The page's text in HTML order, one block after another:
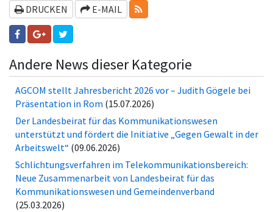
DRUCKEN E-MAIL RSS-FEEDS
Andere News dieser Kategorie
AGCOM stellt Jahresbericht 2026 vor – Judith Gögele bei
Präsentation in Rom (15.07.2026)
Der Landesbeirat für das Kommunikationswesen
unterstützt und fördert die Initiative „Gegen Gewalt in der
Arbeitswelt“ (09.06.2026)
Schlichtungsverfahren im Telekommunikationsbereich:
Neue Zusammenarbeit von Landesbeirat für das
Kommunikationswesen und Gemeindenverband
(25.03.2026)